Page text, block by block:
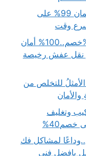
دينا نقل عفش شرق الرياض مع ضمان 99% على
وقت
دينا نقل عفش داخل الرياض بـ20%خصم..100% أمان
نقل عفش رخيصة
للتخلص من
وتغليف
لمشاكل فك
اتصل بافضل فني